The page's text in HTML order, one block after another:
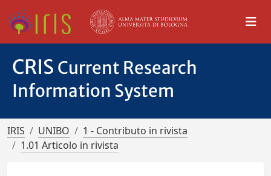
CRIS Current Research
Information System
IRIS UNIBO
1 - Contributo in rivista
1.01 Articolo in rivista